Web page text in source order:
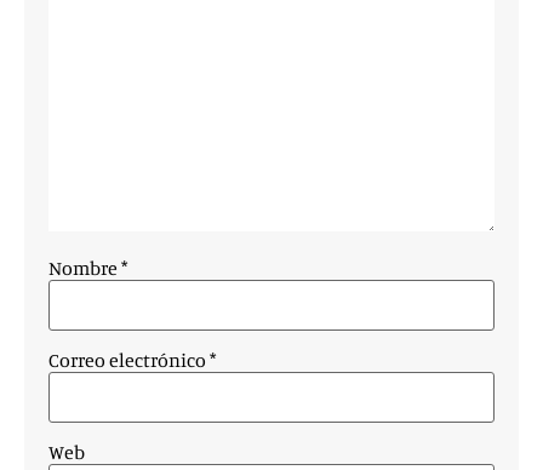
Nombre *
Correo electrónico *
Web